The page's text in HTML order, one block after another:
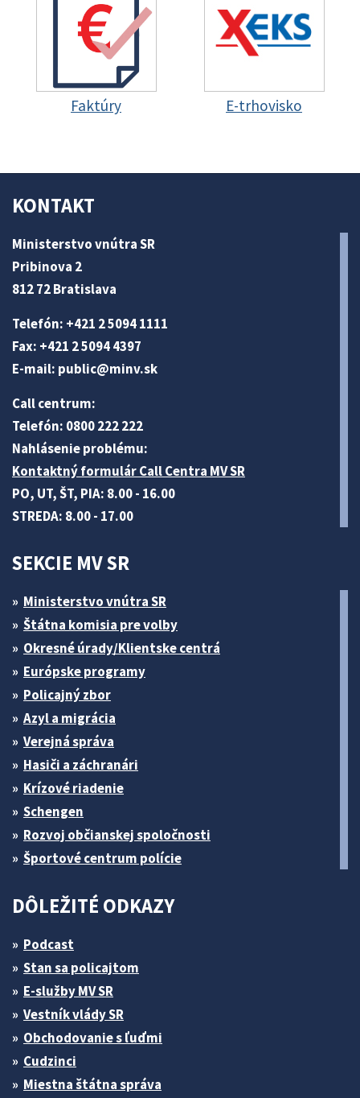
Faktúry E-trhovisko
KONTAKT
Ministerstvo vnútra SR
Pribinova 2
812 72 Bratislava
Telefón: +421 2 5094 1111
Fax: +421 2 5094 4397
E-mail: public@minv.sk
Call centrum:
Telefón: 0800 222 222
Nahlásenie problému:
Kontaktný formulár Call Centra MV SR
PO, UT, ŠT, PIA: 8.00 - 16.00
STREDA: 8.00 - 17.00
SEKCIE MV SR
Ministerstvo vnútra SR
Štátna komisia pre volby
Okresné úrady/Klientske centrá
Európske programy
Policajný zbor
Azyl a migrácia
Verejná správa
Hasiči a záchranári
Krízové riadenie
Schengen
Rozvoj občianskej spoločnosti
Športové centrum polície
DÔLEŽITÉ ODKAZY
Podcast
Stan sa policajtom
E-služby MV SR
Vestník vlády SR
Obchodovanie s ľuďmi
Cudzinci
Miestna štátna správa